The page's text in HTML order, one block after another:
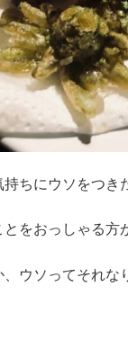
持ちにウソをつき
とをおっしゃる方
、ウソってそれな